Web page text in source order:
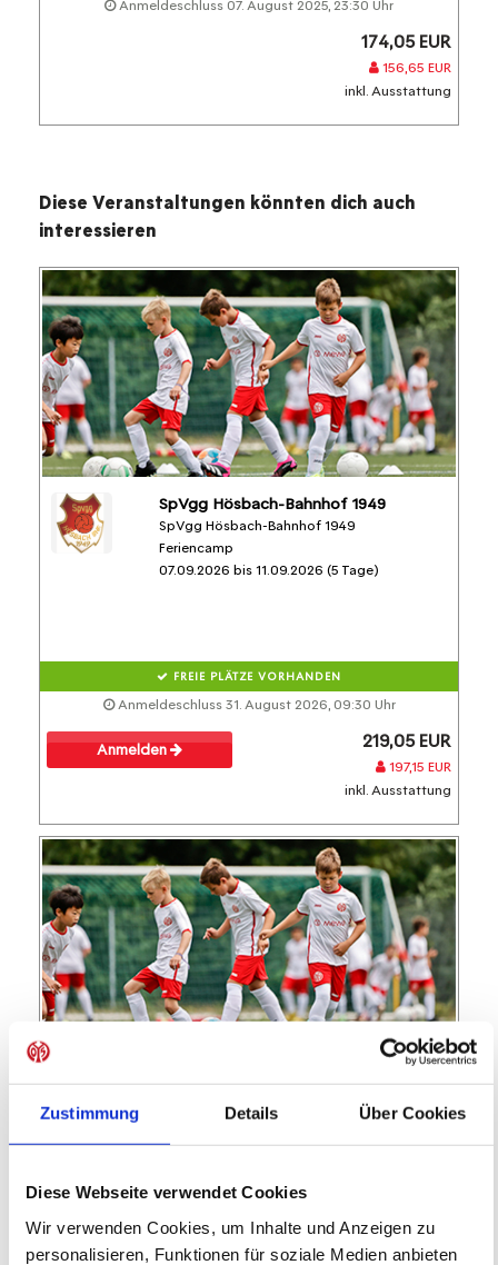
Zustimmung Details Über Cookies
Diese Webseite verwendet Cookies
Wir verwenden Cookies, um Inhalte und Anzeigen zu
personalisieren, Funktionen für soziale Medien anbieten
Anmeldeschluss 07. August 2025, 23:30 Uhr
174,05 EUR
156,65 EUR
inkl. Ausstattung
Diese Veranstaltungen könnten dich auch
interessieren
SpVgg Hösbach-Bahnhof 1949
SpVgg Hösbach-Bahnhof 1949
Feriencamp
07.09.2026 bis 11.09.2026 (5 Tage)
FREIE PLÄTZE VORHANDEN
Anmeldeschluss 31. August 2026, 09:30 Uhr
Anmelden 219,05 EUR
197,15 EUR
inkl. Ausstattung
Feriencamp
05.10.2026 bis 09.10.2026 (5 Tage)
FREIE PLÄTZE VORHANDEN